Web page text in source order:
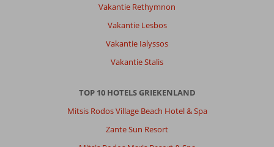
Vakantie Rethymnon
Vakantie Lesbos
Vakantie Ialyssos
Vakantie Stalis
TOP 10 HOTELS GRIEKENLAND
Mitsis Rodos Village Beach Hotel & Spa
Zante Sun Resort